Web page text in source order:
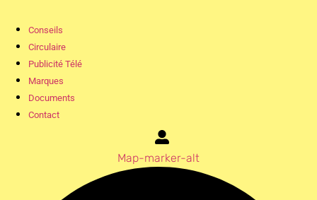
Conseils
Circulaire
Publicité Télé
Marques
Documents
Contact
Map-marker-alt